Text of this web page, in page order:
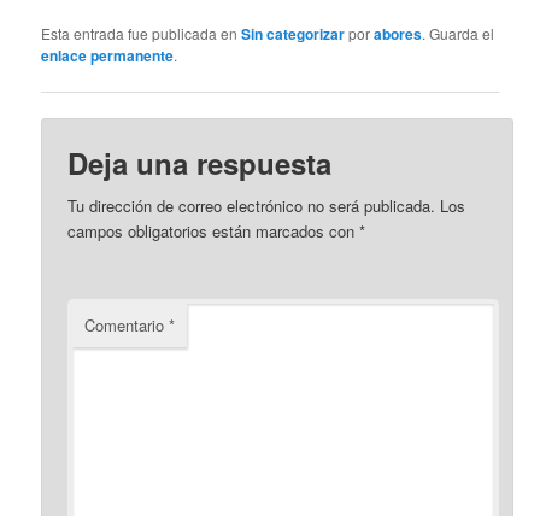
Esta entrada fue publicada enSin categorizarporabores. Guarda el
enlace permanente.
Deja una respuesta
Tu dirección de correo electrónico no será publicada. Los
campos obligatorios están marcados con*
Comentario*